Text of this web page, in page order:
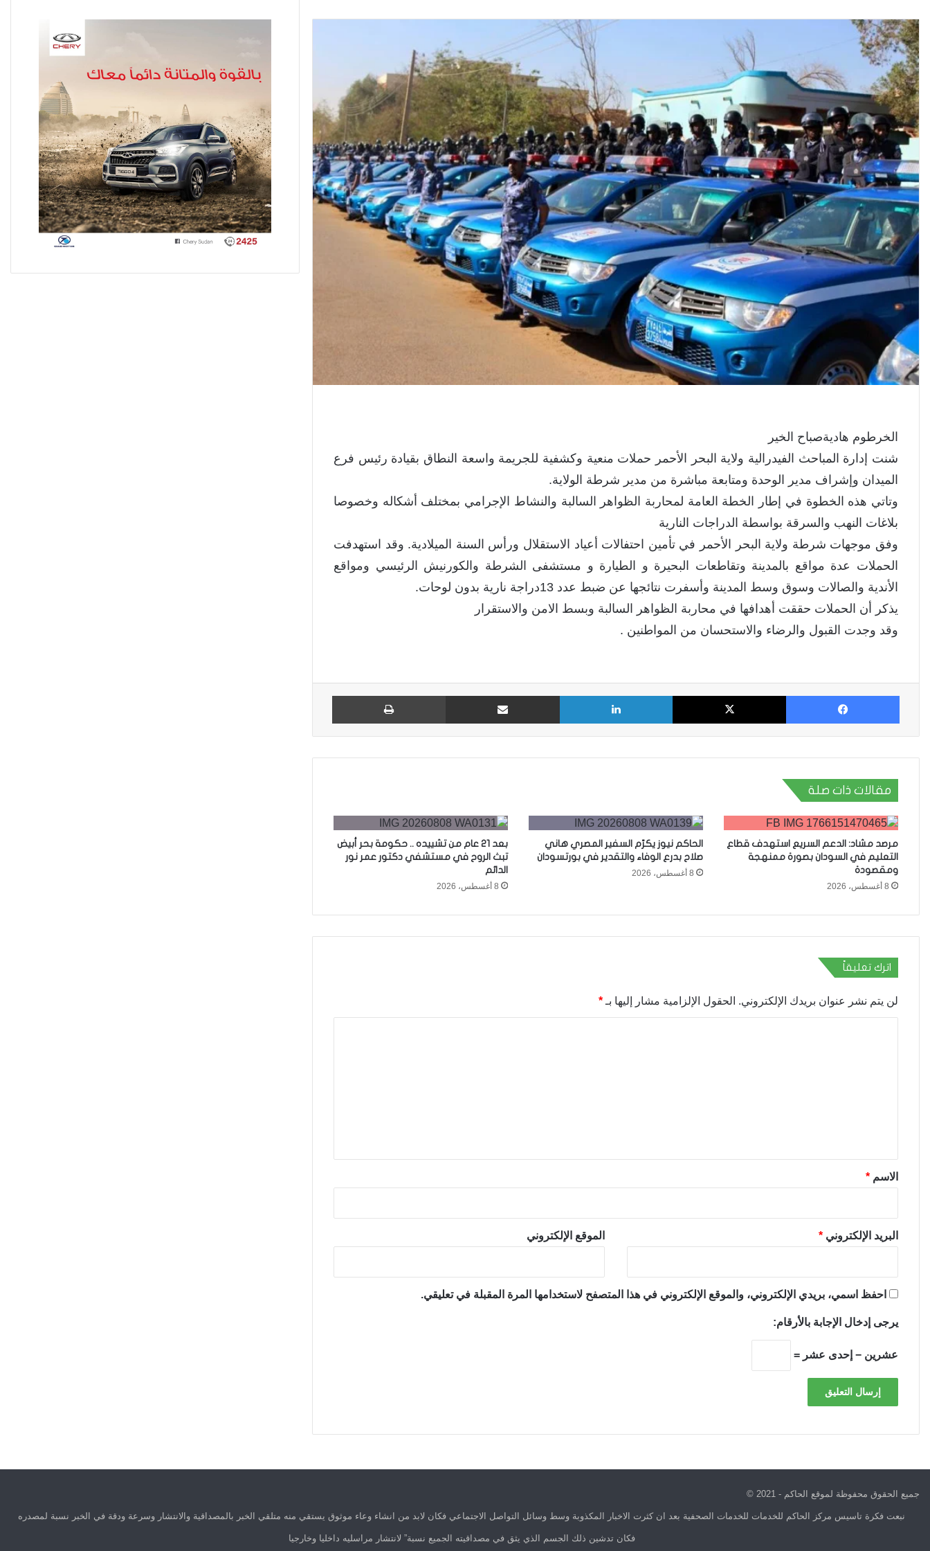
الخرطوم هاديةصباح الخير
شنت إدارة المباحث الفيدرالية ولاية البحر الأحمر حملات منعية وكشفية للجريمة واسعة النطاق بقيادة رئيس فرع
الميدان وإشراف مدير الوحدة ومتابعة مباشرة من مدير شرطة الولاية.
وتاتي هذه الخطوة في إطار الخطة العامة لمحاربة الظواهر السالبة والنشاط الإجرامي بمختلف أشكاله وخصوصا
بلاغات النهب والسرقة بواسطة الدراجات النارية
وفق موجهات شرطة ولاية البحر الأحمر في تأمين احتفالات أعياد الاستقلال ورأس السنة الميلادية. وقد استهدفت
الحملات عدة مواقع بالمدينة وتقاطعات البحيرة و الطيارة و مستشفى الشرطة والكورنيش الرئيسي ومواقع
الأندية والصالات وسوق وسط المدينة وأسفرت نتائجها عن ضبط عدد 13دراجة نارية بدون لوحات.
يذكر أن الحملات حققت أهدافها في محاربة الظواهر السالبة وبسط الامن والاستقرار
وقد وجدت القبول والرضاء والاستحسان من المواطنين .
فيسبوك X لينكدإن مشاركة عبر البريد طباعة
مقالات ذات صلة
مرصد مشاد: الدعم السريع استهدف قطاع
التعليم في السودان بصورة ممنهجة
ومقصودة
8 أغسطس، 2026
الحاكم نيوز يكرّم السفير المصري هاني
صلاح بدرع الوفاء والتقدير في بورتسودان
8 أغسطس، 2026
بعد 21 عام من تشييده .. حكومة بحر أبيض
تبث الروح في مستشفي دكتور عمر نور
الدائم
8 أغسطس، 2026
اترك تعليقاً
لن يتم نشر عنوان بريدك الإلكتروني. الحقول الإلزامية مشار إليها بـ *
*الاسم *
البريد الإلكتروني * الموقع الإلكتروني
احفظ اسمي، بريدي الإلكتروني، والموقع الإلكتروني في هذا المتصفح لاستخدامها المرة المقبلة في تعليقي.
يرجى إدخال الإجابة بالأرقام:
عشرين − إحدى عشر =
جميع الحقوق محفوظة لموقع الحاكم - 2021 ©
نبعت فكرة تاسيس مركز الحاكم للخدمات للخدمات الصحفية بعد ان كثرت الاخبار المكذوبة وسط وسائل التواصل الاجتماعي فكان لابد من انشاء وعاء موثوق يستقي منه متلقي الخبر بالمصداقية والانتشار وسرعة ودقة في الخبر نسبة لمصدره
فكان تدشين ذلك الجسم الذي يثق في مصداقيته الجميع نسبة” لانتشار مراسليه داخليا وخارجيا